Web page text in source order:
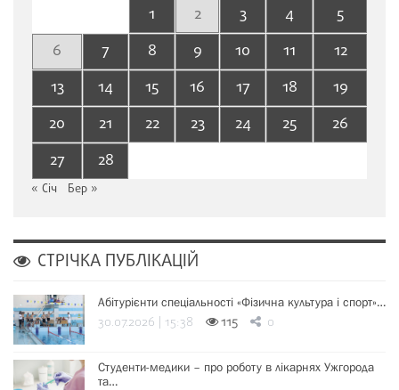
1 2 3 4
5
6
7 8 9 10 11
12
13
14 15 16 17 18
19
20
21 22 23 24 25
26
27
28
« Січ Бер »
СТРІЧКА ПУБЛІКАЦІЙ
Абітурієнти спеціальності «Фізична культура і спорт»…
30.07.2026 | 15:38 115 0
Студенти-медики – про роботу в лікарнях Ужгорода
та…